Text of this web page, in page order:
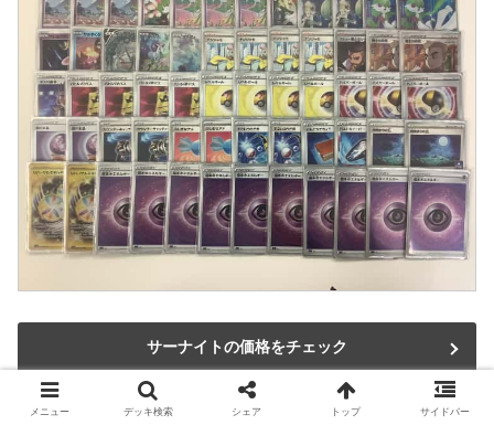
サーナイトの価格をチェック
メニュー デッキ検索 シェア トップ サイドバー